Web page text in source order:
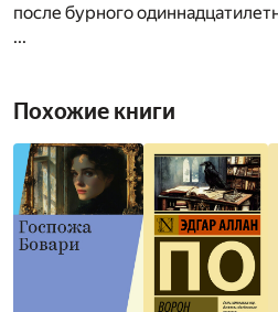
после бурного
...
Похожие книги